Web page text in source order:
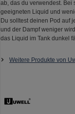
ab, das du verwendest. Bei
geeigneten Liquid und
Du solltest deinen Pod auf
und der Dampf weniger
das Liquid im Tank dunkel
Weitere Produkte von